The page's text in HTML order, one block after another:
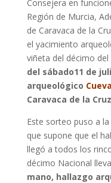
Consejera en
Región de Murcia,
de Caravaca de la
el yacimiento
viñeta del décimo del
del sábado11 de
arqueológico
Caravaca de la
Este sorteo puso a
que supone que el
llegó a todos los
décimo Nacional
mano, hallazgo